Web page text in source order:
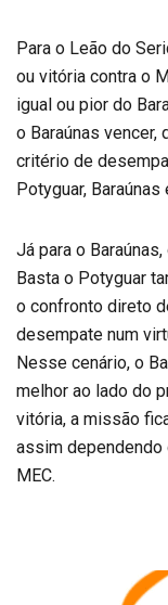
Para o Leão do
ou vitória contra o
igual ou pior do
o Baraúnas
critério de
Potyguar,
Já para o
Basta o Potyguar
o confronto direto
desempate num
Nesse cenário, o
melhor ao lado do
vitória, a missão
assim
MEC.